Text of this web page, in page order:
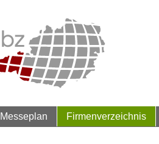
Messeplan Firmenverzeichnis